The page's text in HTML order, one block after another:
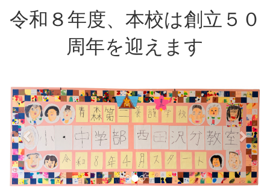
令和８年度、本校は創立５０
周年を迎えます
p
r
e
v
i
o
u
e
x
t